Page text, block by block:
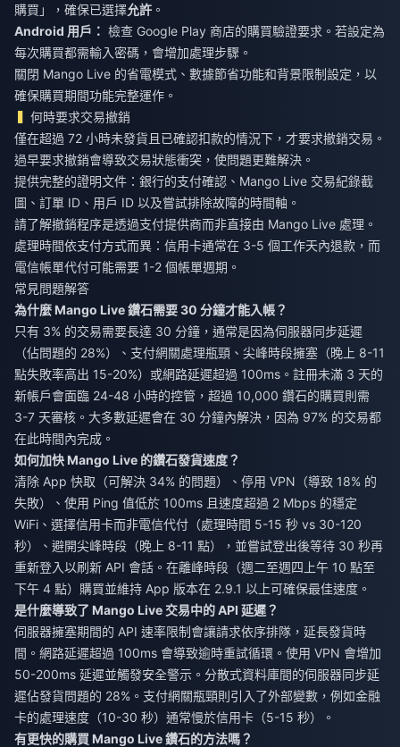
購買」，確保已選擇允許 。
Android 用戶： 檢查 Google Play 商店的購買驗證要求。若設定為
每次購買都需輸入密碼，會增加處理步驟。
關閉 Mango Live 的省電模式、數據節省功能和背景限制設定，以
確保購買期間功能完整運作。
何時要求交易撤銷
僅在超過 72 小時未發貨且已確認扣款的情況下，才要求撤銷交易。
過早要求撤銷會導致交易狀態衝突，使問題更難解決。
提供完整的證明文件：銀行的支付確認、Mango Live 交易紀錄截
圖、訂單 ID、用戶 ID 以及嘗試排除故障的時間軸。
請了解撤銷程序是透過支付提供商而非直接由 Mango Live 處理。
處理時間依支付方式而異：信用卡通常在 3-5 個工作天內退款，而
電信帳單代付可能需要 1-2 個帳單週期。
常見問題解答
為什麼 Mango Live 鑽石需要 30 分鐘才能入帳？
只有 3% 的交易需要長達 30 分鐘，通常是因為伺服器同步延遲
（佔問題的 28%）、支付網關處理瓶頸、尖峰時段擁塞（晚上 8-11
點失敗率高出 15-20%）或網路延遲超過 100ms。註冊未滿 3 天的
新帳戶會面臨 24-48 小時的控管，超過 10,000 鑽石的購買則需
3-7 天審核。大多數延遲會在 30 分鐘內解決，因為 97% 的交易都
在此時間內完成。
如何加快 Mango Live 的鑽石發貨速度？
清除 App 快取（可解決 34% 的問題）、停用 VPN（導致 18% 的
失敗）、使用 Ping 值低於 100ms 且速度超過 2 Mbps 的穩定
WiFi、選擇信用卡而非電信代付（處理時間 5-15 秒 vs 30-120
秒）、避開尖峰時段（晚上 8-11 點），並嘗試登出後等待 30 秒再
重新登入以刷新 API 會話。在離峰時段（週二至週四上午 10 點至
下午 4 點）購買並維持 App 版本在 2.9.1 以上可確保最佳速度。
是什麼導致了 Mango Live 交易中的 API 延遲？
伺服器擁塞期間的 API 速率限制會讓請求依序排隊，延長發貨時
間。網路延遲超過 100ms 會導致逾時重試循環。使用 VPN 會增加
50-200ms 延遲並觸發安全警示。分散式資料庫間的伺服器同步延
遲佔發貨問題的 28%。支付網關瓶頸則引入了外部變數，例如金融
卡的處理速度（10-30 秒）通常慢於信用卡（5-15 秒）。
有更快的購買 Mango Live 鑽石的方法嗎？